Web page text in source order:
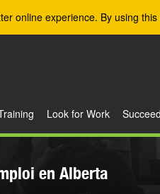
online experience. By using
Look for Work
en Alberta